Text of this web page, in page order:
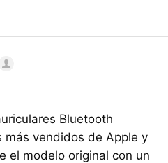
Bluetooth
vendidos de Apple y
el modelo original con un